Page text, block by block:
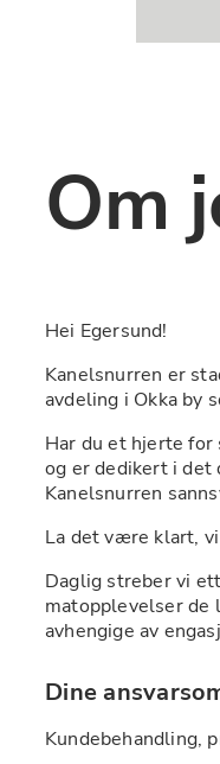
Om
Hei Egersund!
Kanelsnurren er
avdeling i Okka by
Har du et hjerte for
og er dedikert i det
Kanelsnurren
La det være klart,
Daglig streber vi
matopplevelser de
avhengige av
Dine
Kundebehandling,